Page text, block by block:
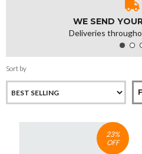
WE SEND
Deliveries
Sort by
23%
OFF